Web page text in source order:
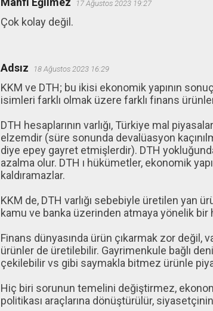
17 Ağustos 2023 19:27
Çok kolay değil.
Adsız 18 Ağustos 2023 16:29
KKM ve DTH; bu ikisi ekonomik yapının
isimleri farklı olmak üzere farklı finans
DTH hesaplarının varlığı, Türkiye mal
elzemdir (süre sonunda devalüasyon
diye epey gayret etmişlerdir). DTH
azalma olur. DTH ı hükümetler, ekonomik
kaldıramazlar.
KKM de, DTH varlığı sebebiyle üretilen yan
kamu ve banka üzerinden atmaya yönelik bir
Finans dünyasında ürün çıkarmak zor değil,
ürünler de üretilebilir. Gayrimenkule bağlı
çekilebilir vs gibi saymakla bitmez ürünle
Hiç biri sorunun temelini değiştirmez,
politikası araçlarına dönüştürülür,